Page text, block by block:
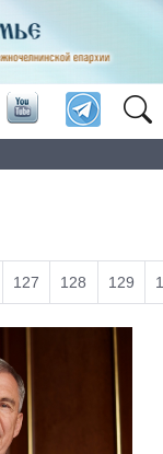
127 128 129